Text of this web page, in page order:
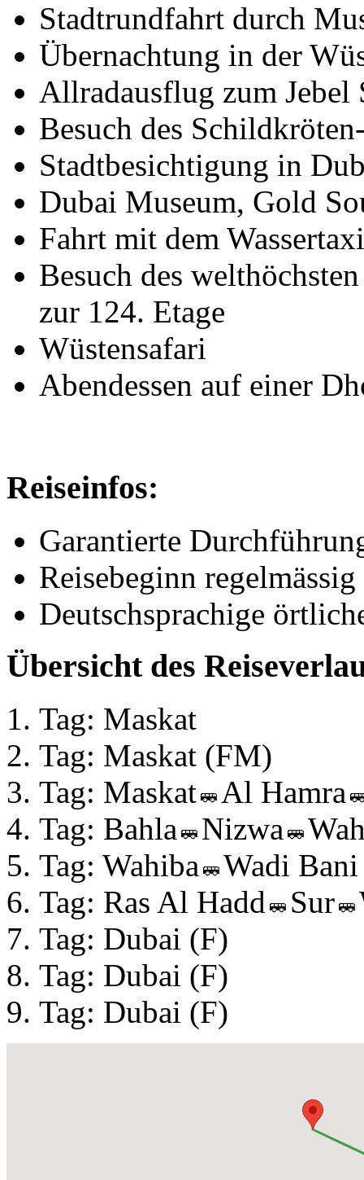
Stadtrundfahrt durch
Übernachtung in der
Allradausflug zum
Besuch des
Stadtbesichtigung in
Dubai Museum, Gold
Fahrt mit dem
Besuch des
zur 124. Etage
Wüstensafari
Abendessen auf einer
Reiseinfos:
Garantierte
Reisebeginn
Deutschsprachige
Übersicht des
Tag: Maskat
Tag: Maskat (FM)
Tag: Maskat
Al Hamra
Tag: Bahla
Nizwa
Tag: Wahiba
Wadi
Tag: Ras Al Hadd
Sur
Tag: Dubai (F)
Tag: Dubai (F)
Tag: Dubai (F)